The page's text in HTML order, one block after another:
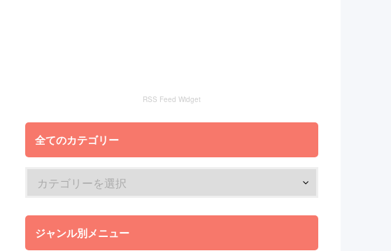
RSS Feed Widget
全てのカテゴリー
ジャンル別メニュー